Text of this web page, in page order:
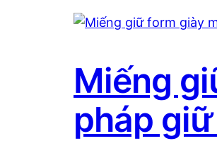
Miếng
pháp